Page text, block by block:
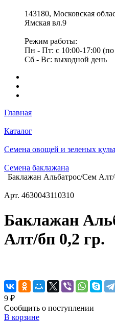
143180, Московская
Ямская вл.9
Режим работы:
Пн - Пт: с 10:00-17:00
Сб - Вс: выходной день
Главная
Каталог
Семена овощей и зеленых
Семена баклажана
Баклажан Альбатрос/Сем
Арт. 4630043110310
Баклажан
Алт/бп 0,2 гр.
9 ₽
Сообщить о поступлении
В корзине